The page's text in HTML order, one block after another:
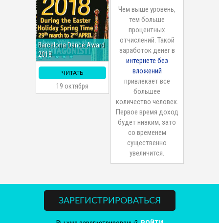
Barcelona Dance Award
2018
ЧИТАТЬ
19 октября
Чем выше уровень,
тем больше
процентных
отчислений. Такой
заработок денег в
интернете без
вложений
привлекает все
большее
количество человек.
Первое время доход
будет низким, зато
со временем
существенно
увеличится.
ЗАРЕГИСТРИРОВАТЬСЯ